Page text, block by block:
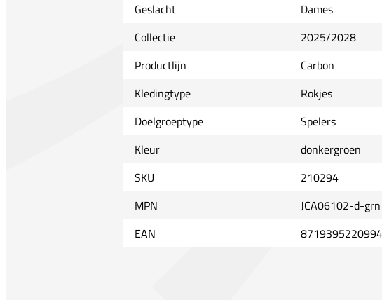
Geslacht
Dames
Collectie
2025/2028
Productlijn
Carbon
Kledingtype
Rokjes
Doelgroeptype
Spelers
Kleur
donkergroen
SKU
210294
MPN
JCA06102-d-grn
EAN
8719395220994